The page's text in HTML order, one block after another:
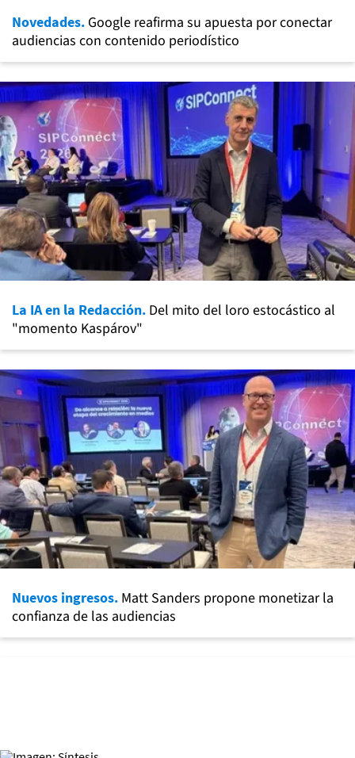
Novedades. Google reafirma su apuesta por conectar
audiencias con contenido periodístico
La IA en la Redacción. Del mito del loro estocástico al
"momento Kaspárov"
Nuevos ingresos. Matt Sanders propone monetizar la
confianza de las audiencias